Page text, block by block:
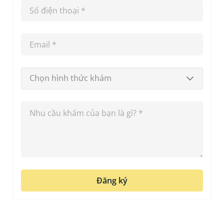
Chọn hình thức khám
Đăng ký